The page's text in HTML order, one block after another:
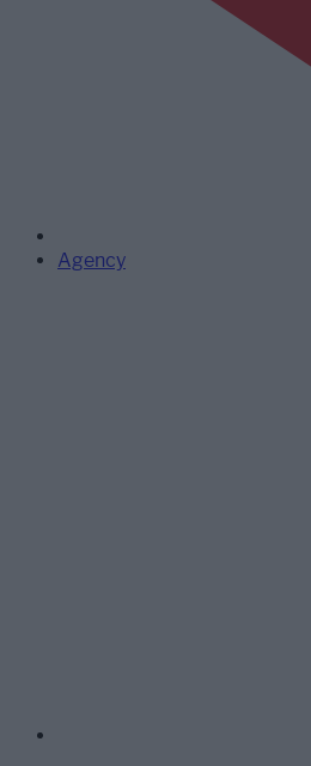
Agency